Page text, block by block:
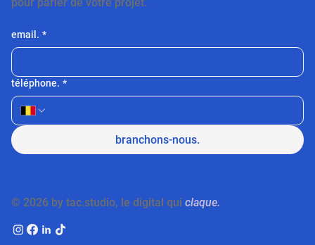
email. *
téléphone. *
branchons-nous.
© 2026 by tac.studio, le digital qui claque.